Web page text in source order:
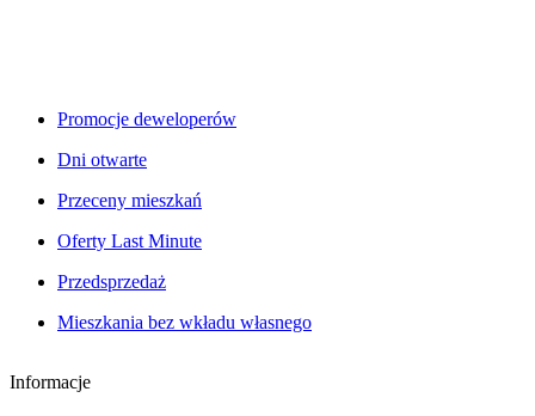
Promocje deweloperów
Dni otwarte
Przeceny mieszkań
Oferty Last Minute
Przedsprzedaż
Mieszkania bez wkładu własnego
Informacje